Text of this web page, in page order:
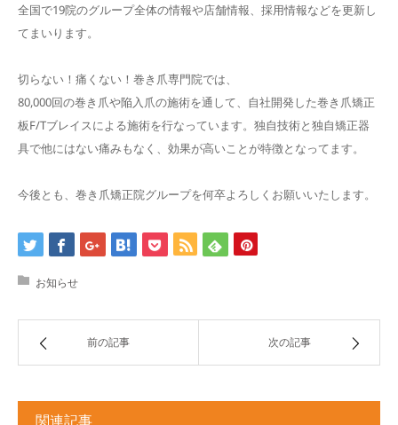
全国で19院のグループ全体の情報や店舗情報、採用情報などを更新し
てまいります。
切らない！痛くない！巻き爪専門院では、
80,000回の巻き爪や陥入爪の施術を通して、自社開発した巻き爪矯正
板F/Tブレイスによる施術を行なっています。独自技術と独自矯正器
具で他にはない痛みもなく、効果が高いことが特徴となってます。
今後とも、巻き爪矯正院グループを何卒よろしくお願いいたします。
お知らせ
前の記事 次の記事
関連記事